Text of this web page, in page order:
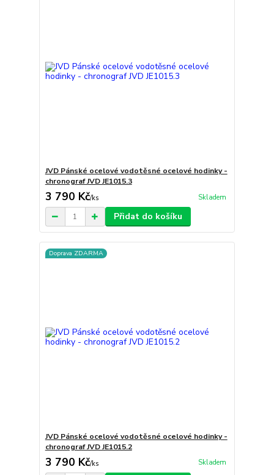
JVD Pánské ocelové vodotěsné ocelové hodinky -
chronograf JVD JE1015.3
3 790 Kč/ks Skladem
Přidat do košíku
Doprava ZDARMA
JVD Pánské ocelové vodotěsné ocelové hodinky -
chronograf JVD JE1015.2
3 790 Kč/ks Skladem